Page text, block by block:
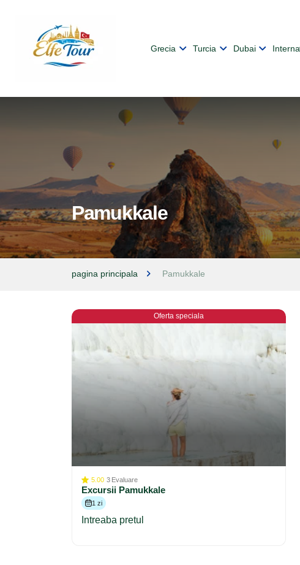
Grecia Turcia Dubai
Pamukkale
pagina principala Pamukkale
Oferta speciala
5.00 3 Evaluare
Excursii Pamukkale
1 zi
Intreaba pretul